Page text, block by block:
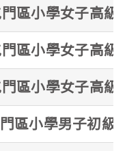
區小學女子高級
區小學女子高級
區小學女子高級
區小學男子初級